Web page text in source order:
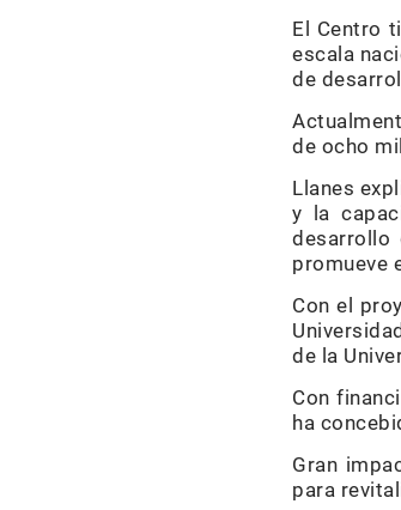
El Centro
escala
de
de ocho
Llanes
y la
desarrollo
promueve
Con el
de la
Con
ha
Gran
para